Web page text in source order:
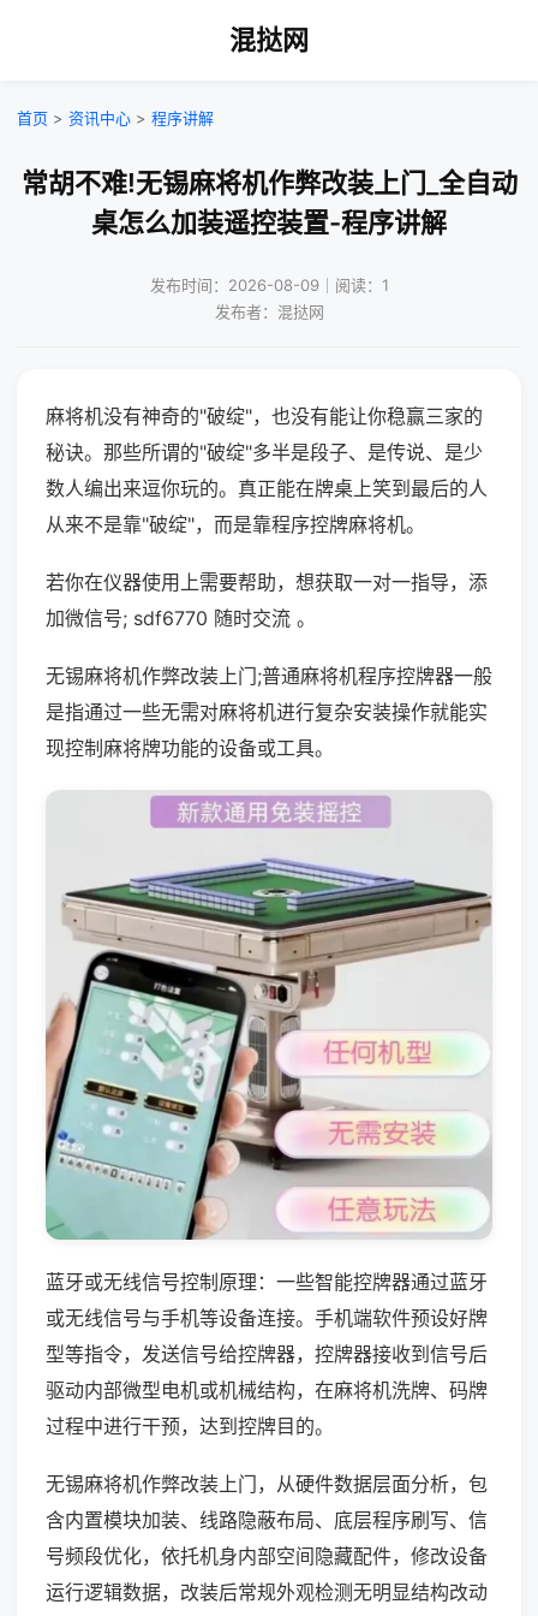
混挞网
首页 > 资讯中心 > 程序讲解
常胡不难!无锡麻将机作弊改装上门_全自动
桌怎么加装遥控装置-程序讲解
发布时间：2026-08-09｜阅读：1
发布者：混挞网
麻将机没有神奇的"破绽"，也没有能让你稳赢三家的
秘诀。那些所谓的"破绽"多半是段子、是传说、是少
数人编出来逗你玩的。真正能在牌桌上笑到最后的人
从来不是靠"破绽"，而是靠程序控牌麻将机。
若你在仪器使用上需要帮助，想获取一对一指导，添
加微信号; sdf6770 随时交流 。
无锡麻将机作弊改装上门;普通麻将机程序控牌器一般
是指通过一些无需对麻将机进行复杂安装操作就能实
现控制麻将牌功能的设备或工具。
蓝牙或无线信号控制原理：一些智能控牌器通过蓝牙
或无线信号与手机等设备连接。手机端软件预设好牌
型等指令，发送信号给控牌器，控牌器接收到信号后
驱动内部微型电机或机械结构，在麻将机洗牌、码牌
过程中进行干预，达到控牌目的。
无锡麻将机作弊改装上门，从硬件数据层面分析，包
含内置模块加装、线路隐蔽布局、底层程序刷写、信
号频段优化，依托机身内部空间隐藏配件，修改设备
运行逻辑数据，改装后常规外观检测无明显结构改动